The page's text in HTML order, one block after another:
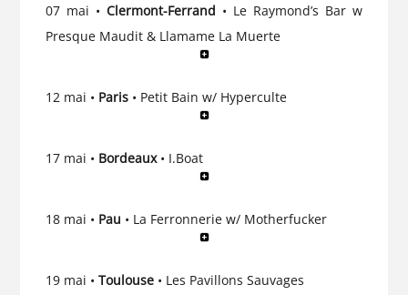
07 mai • Clermont-Ferrand • Le Raymond’s Bar w
Presque Maudit & Llamame La Muerte
12 mai • Paris• Petit Bain w/ Hyperculte
17 mai • Bordeaux• I.Boat
18 mai • Pau • La Ferronnerie w/ Motherfucker
19 mai • Toulouse• Les Pavillons Sauvages